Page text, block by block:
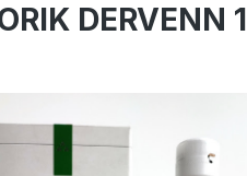
DERVENN